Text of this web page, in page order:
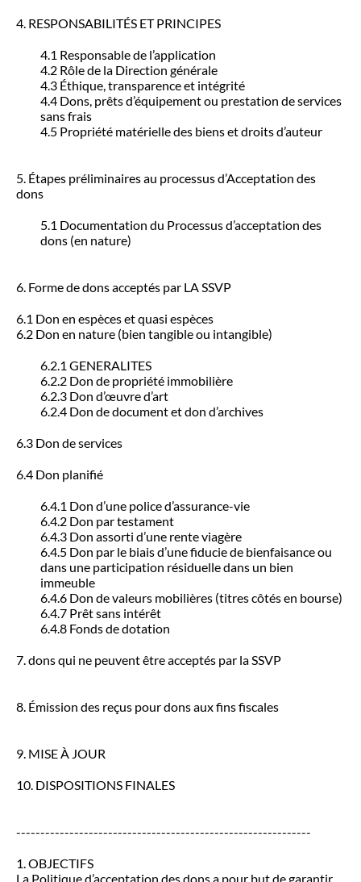
4. RESPONSABILITÉS ET PRINCIPES
4.1 Responsable de l’application
4.2 Rôle de la Direction générale
4.3 Éthique, transparence et intégrité
4.4 Dons, prêts d’équipement ou prestation de services
sans frais
4.5 Propriété matérielle des biens et droits d’auteur
5. Étapes préliminaires au processus d’Acceptation des
dons
5.1 Documentation du Processus d’acceptation des
dons (en nature)
6. Forme de dons acceptés par LA SSVP
6.1 Don en espèces et quasi espèces
6.2 Don en nature (bien tangible ou intangible)
6.2.1 GENERALITES
6.2.2 Don de propriété immobilière
6.2.3 Don d’œuvre d’art
6.2.4 Don de document et don d’archives
6.3 Don de services
6.4 Don planifié
6.4.1 Don d’une police d’assurance-vie
6.4.2 Don par testament
6.4.3 Don assorti d’une rente viagère
6.4.5 Don par le biais d’une fiducie de bienfaisance ou
dans une participation résiduelle dans un bien
immeuble
6.4.6 Don de valeurs mobilières (titres côtés en bourse)
6.4.7 Prêt sans intérêt
6.4.8 Fonds de dotation
7. dons qui ne peuvent être acceptés par la SSVP
8. Émission des reçus pour dons aux fins fiscales
9. MISE À JOUR
10. DISPOSITIONS FINALES
-------------------------------------------------------------
1. OBJECTIFS
La Politique d’acceptation des dons a pour but de garantir